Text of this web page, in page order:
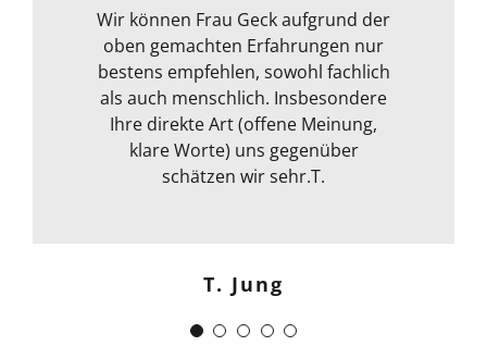
Wir können Frau Geck aufgrund der
oben gemachten Erfahrungen nur
bestens empfehlen, sowohl fachlich
als auch menschlich. Insbesondere
Ihre direkte Art (offene Meinung,
klare Worte) uns gegenüber
schätzen wir sehr.T.
T. Jung
ihre fachliche Kompetenz ab. Termin
war auch sehr kurzfristig und
spontan machbar. Die
Kommunikation war auch bestens .
Egal ob email Telefon etc… Alles in
allem kann ich sie nur
weiterempfehlen. Weiter so !
J. Schwaber
Frank Dettenbach